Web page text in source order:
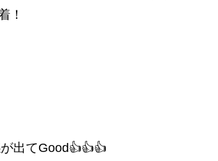
！
出てGood👍👍👍